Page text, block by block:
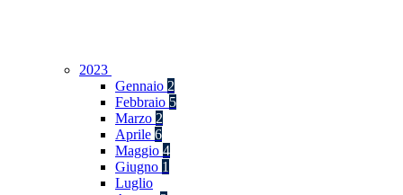
2023
Gennaio 2
Febbraio 5
Marzo 2
Aprile 6
Maggio 4
Giugno 1
Luglio